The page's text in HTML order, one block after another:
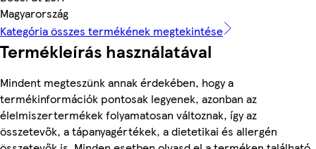
Magyarország
Kategória összes termékének megtekintése
Termékleírás használatával
Mindent megteszünk annak érdekében, hogy a
termékinformációk pontosak legyenek, azonban az
élelmiszertermékek folyamatosan változnak, így az
összetevők, a tápanyagértékek, a dietetikai és allergén